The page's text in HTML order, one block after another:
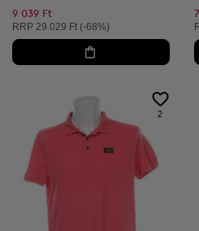
9 039 Ft
Ajánlott ár:
RRP 29 029 Ft (-68%)
2